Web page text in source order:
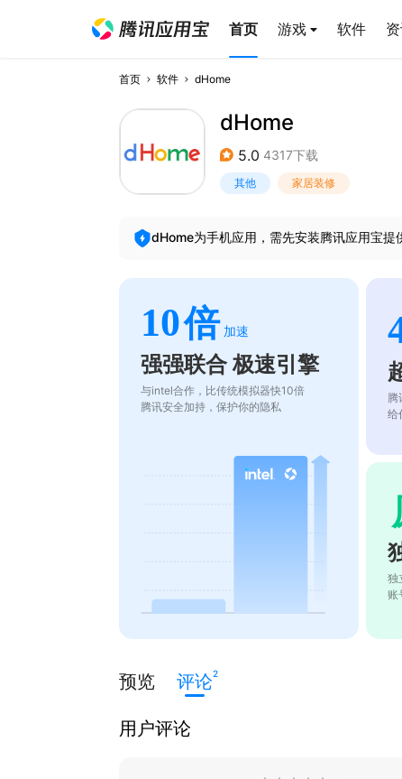
首页 游戏 软件
首页 软件 dHome
dHome
5.0 4317下载
其他 家居装修
dHome为手机应用，需先安装腾讯应用宝
10倍 加速
强强联合 极速引擎
与intel合作，比传统模拟器快10倍
腾讯安全加持，保护你的隐私
腾
给
独
账
预览 评论2
用户评论